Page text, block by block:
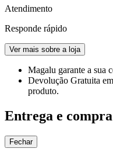
Atendimento
Responde rápido
Ver mais sobre a loja
Magalu garante a sua
Devolução Gratuita
produto.
Entrega e
Fechar